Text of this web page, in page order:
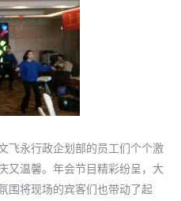
飞永行政企划部的员工们个个激
又温馨。年会节目精彩纷呈，大
围将现场的宾客们也带动了起